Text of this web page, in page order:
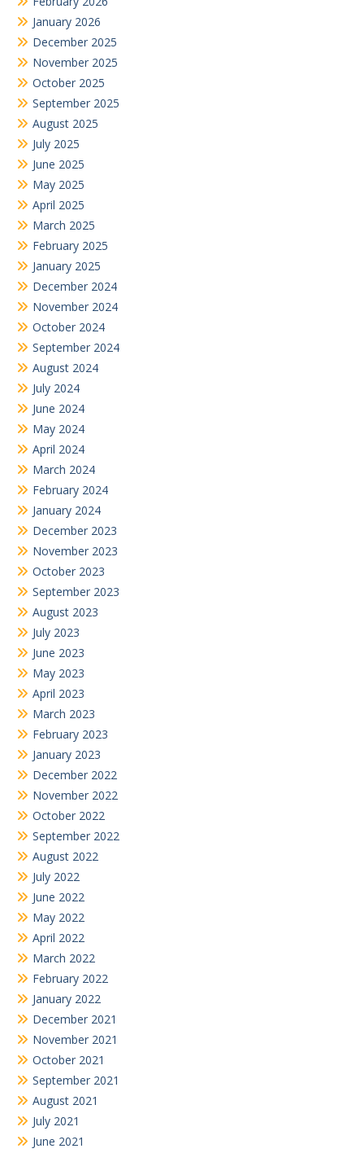
January 2026
December 2025
November 2025
October 2025
September 2025
August 2025
July 2025
June 2025
May 2025
April 2025
March 2025
February 2025
January 2025
December 2024
November 2024
October 2024
September 2024
August 2024
July 2024
June 2024
May 2024
April 2024
March 2024
February 2024
January 2024
December 2023
November 2023
October 2023
September 2023
August 2023
July 2023
June 2023
May 2023
April 2023
March 2023
February 2023
January 2023
December 2022
November 2022
October 2022
September 2022
August 2022
July 2022
June 2022
May 2022
April 2022
March 2022
February 2022
January 2022
December 2021
November 2021
October 2021
September 2021
August 2021
July 2021
June 2021